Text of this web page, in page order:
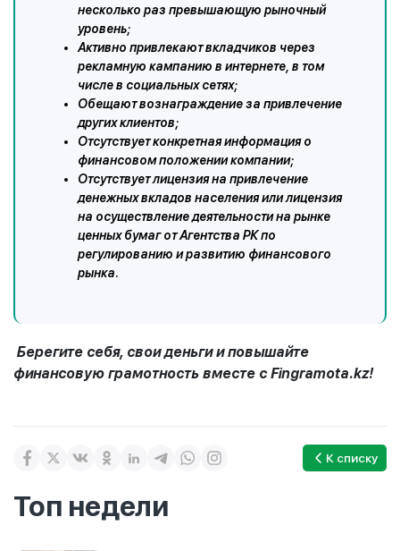
несколько раз превышающую рыночный
уровень;
Активно привлекают вкладчиков через
рекламную кампанию в интернете, в том
числе в социальных сетях;
Обещают вознаграждение за привлечение
других клиентов;
Отсутствует конкретная информация о
финансовом положении компании;
Отсутствует лицензия на привлечение
денежных вкладов населения или лицензия
на осуществление деятельности на рынке
ценных бумаг от Агентства РК по
регулированию и развитию финансового
рынка.
Берегите себя, свои деньги и повышайте
финансовую грамотность вместе с Fingramota.kz!
К списку
Топ недели